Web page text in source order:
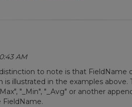
AM
to note is that FieldName
is illustrated in the examples
"_Min", "_Avg" or another